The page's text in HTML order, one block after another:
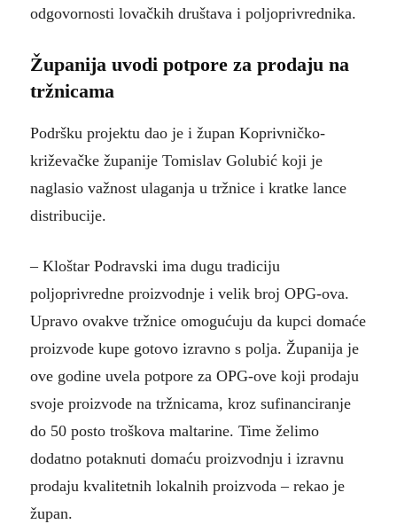
odgovornosti lovačkih društava i poljoprivrednika.
Županija uvodi potpore za prodaju na
tržnicama
Podršku projektu dao je i župan Koprivničko-
križevačke županije Tomislav Golubić koji je
naglasio važnost ulaganja u tržnice i kratke lance
distribucije.
– Kloštar Podravski ima dugu tradiciju
poljoprivredne proizvodnje i velik broj OPG-ova.
Upravo ovakve tržnice omogućuju da kupci domaće
proizvode kupe gotovo izravno s polja. Županija je
ove godine uvela potpore za OPG-ove koji prodaju
svoje proizvode na tržnicama, kroz sufinanciranje
do 50 posto troškova maltarine. Time želimo
dodatno potaknuti domaću proizvodnju i izravnu
prodaju kvalitetnih lokalnih proizvoda – rekao je
župan.